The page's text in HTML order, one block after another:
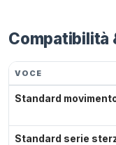
Compatibilità
VOCE
Standard
Standard serie